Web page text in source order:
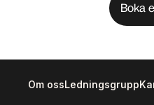
Boka
Om ossLedningsgrupp